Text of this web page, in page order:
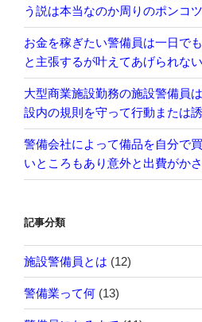
う説は本当なのか周りのポンコ
お金を稼ぎたい警備員は一日で
と主張するが叶えてあげられな
大型商業施設勤務の施設警備員
設内の規則を守って行動または
警備会社によって備品を自分で
いところもあり意外と出費がか
記事分類
施設警備員とは (12)
警備業って何 (13)